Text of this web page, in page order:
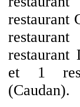
restaurant
restaurant
et 1
(Caudan).